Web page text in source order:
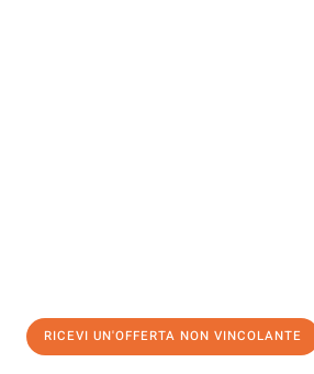
RICEVI UN'OFFERTA NON VINCOLANTE